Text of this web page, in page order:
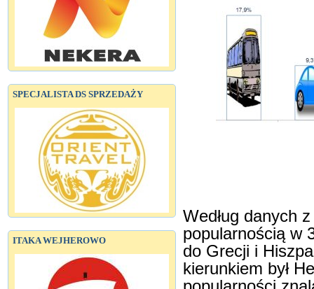
SPECJALISTA DS SPRZEDAŻY
ITAKA WEJHEROWO
Według danych
popularnością w
do Grecji i
kierunkiem był